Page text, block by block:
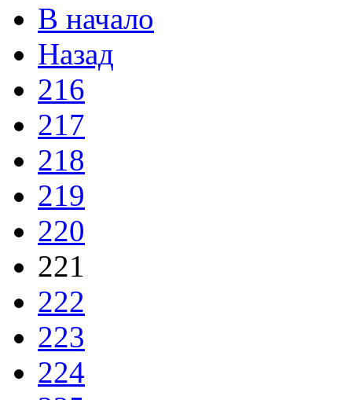
В начало
Назад
216
217
218
219
220
221
222
223
224